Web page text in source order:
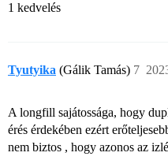
1 kedvelés
Tyutyika (Gálik Tamás) 7
A longfill sajátossága, hogy
érés érdekében ezért
nem biztos , hogy azonos az